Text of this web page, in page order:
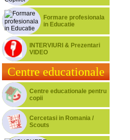
Formare profesionala
in Educatie
INTERVIURI & Prezentari
VIDEO
Centre educationale
Centre educationale pentru
copii
Cercetasi in Romania /
Scouts